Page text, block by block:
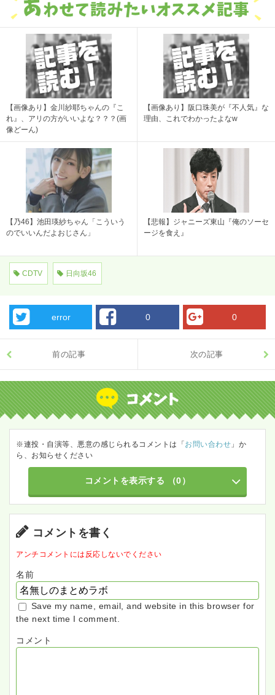
【画像あり】金川紗耶ちゃんの『こ
れ』、アリの方がいいよな？？？(画
像どーん)
【画像あり】阪口珠美が『不人気』な
理由、これでわかったよなw
【乃46】池田瑛紗ちゃん「こういう
のでいいんだよおじさん」
【悲報】ジャニーズ東山『俺のソーセ
ージを食え』
CDTV 日向坂46
error 0 0
前の記事 次の記事
※連投・自演等、悪意の感じられるコメントは「 お問い合わせ 」か
ら、お知らせください
コメントを表示する （0）
コメントを書く
アンチコメントには反応しないでください
名前
Save my name, email, and website in this browser for
the next time I comment.
コメント